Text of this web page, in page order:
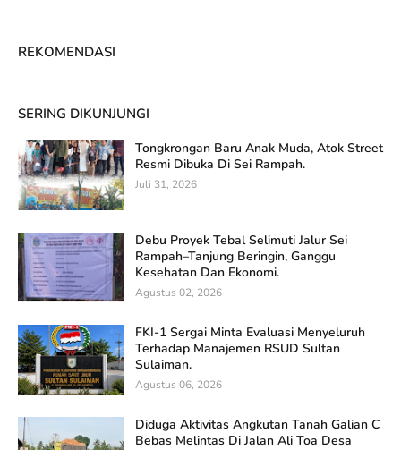
REKOMENDASI
SERING DIKUNJUNGI
Tongkrongan Baru Anak Muda, Atok Street
Resmi Dibuka Di Sei Rampah.
Juli 31, 2026
Debu Proyek Tebal Selimuti Jalur Sei
Rampah–Tanjung Beringin, Ganggu
Kesehatan Dan Ekonomi.
Agustus 02, 2026
FKI-1 Sergai Minta Evaluasi Menyeluruh
Terhadap Manajemen RSUD Sultan
Sulaiman.
Agustus 06, 2026
Diduga Aktivitas Angkutan Tanah Galian C
Bebas Melintas Di Jalan Ali Toa Desa